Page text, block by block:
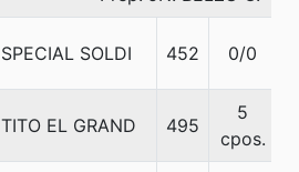
SPECIAL SOLDI 452 0/0
TITO EL GRAND 495
5
cpos.